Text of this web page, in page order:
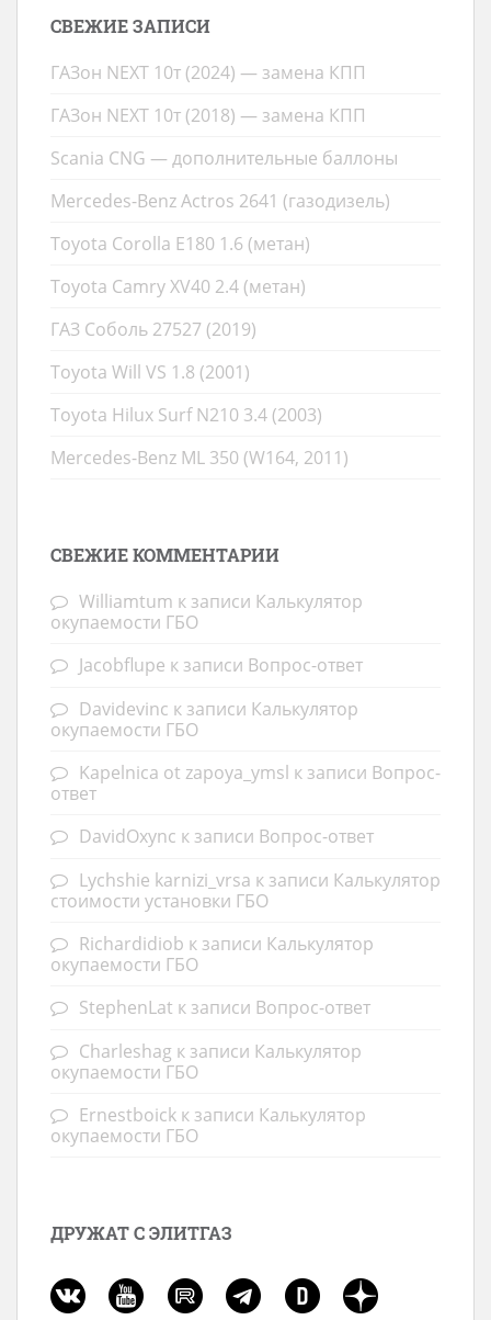
СВЕЖИЕ ЗАПИСИ
ГАЗон NEXT 10т (2024) — замена КПП
ГАЗон NEXT 10т (2018) — замена КПП
Scania CNG — дополнительные баллоны
Mercedes-Benz Actros 2641 (газодизель)
Toyota Corolla E180 1.6 (метан)
Toyota Camry XV40 2.4 (метан)
ГАЗ Соболь 27527 (2019)
Toyota Will VS 1.8 (2001)
Toyota Hilux Surf N210 3.4 (2003)
Mercedes-Benz ML 350 (W164, 2011)
СВЕЖИЕ КОММЕНТАРИИ
Williamtum к записи Калькулятор
окупаемости ГБО
Jacobflupe к записи Вопрос-ответ
Davidevinc к записи Калькулятор
окупаемости ГБО
Kapelnica ot zapoya_ymsl к записи Вопрос-
ответ
DavidOxync к записи Вопрос-ответ
Lychshie karnizi_vrsa к записи Калькулятор
стоимости установки ГБО
Richardidiob к записи Калькулятор
окупаемости ГБО
StephenLat к записи Вопрос-ответ
Charleshag к записи Калькулятор
окупаемости ГБО
Ernestboick к записи Калькулятор
окупаемости ГБО
ДРУЖАТ С ЭЛИТГАЗ